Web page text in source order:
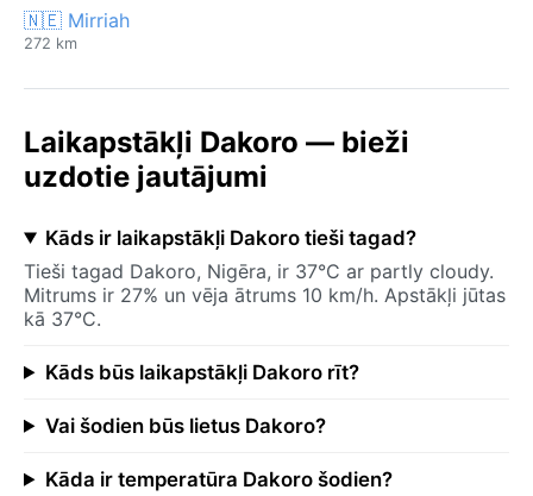
🇳🇪 Mirriah
272 km
Laikapstākļi Dakoro — bieži
uzdotie jautājumi
Kāds ir laikapstākļi Dakoro tieši tagad?
Tieši tagad Dakoro, Nigēra, ir 37°C ar partly cloudy.
Mitrums ir 27% un vēja ātrums 10 km/h. Apstākļi jūtas
kā 37°C.
Kāds būs laikapstākļi Dakoro rīt?
Vai šodien būs lietus Dakoro?
Kāda ir temperatūra Dakoro šodien?